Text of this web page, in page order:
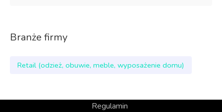
Branże firmy
Retail (odzież, obuwie, meble, wyposażenie domu)
Regulamin